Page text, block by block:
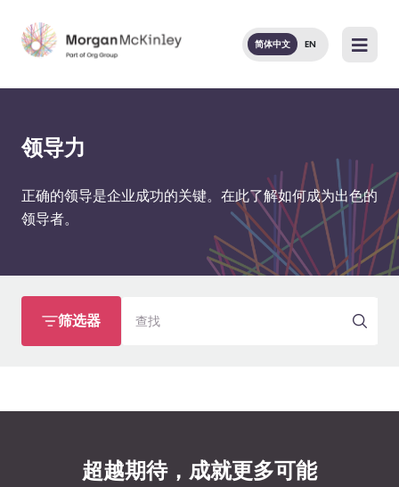
简体中文 EN
领导力
正确的领导是企业成功的关键。在此了解如何成为出色的
领导者。
筛选器 查找
超越期待，成就更多可能